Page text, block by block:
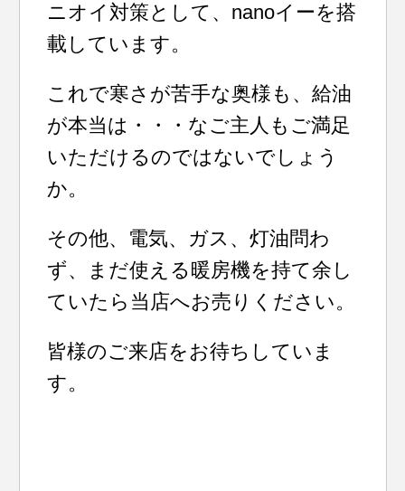
ニオイ対策として、nanoイーを搭
載しています。
これで寒さが苦手な奥様も、給油
が本当は・・・なご主人もご満足
いただけるのではないでしょう
か。
その他、電気、ガス、灯油問わ
ず、まだ使える暖房機を持て余し
ていたら当店へお売りください。
皆様のご来店をお待ちしていま
す。